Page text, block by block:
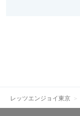
レッツエンジョイ東京